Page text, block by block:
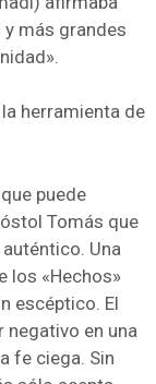
más grandes
herramienta de
puede
Tomás que
Una
los «Hechos»
escéptico. El
en una
fe ciega. Sin